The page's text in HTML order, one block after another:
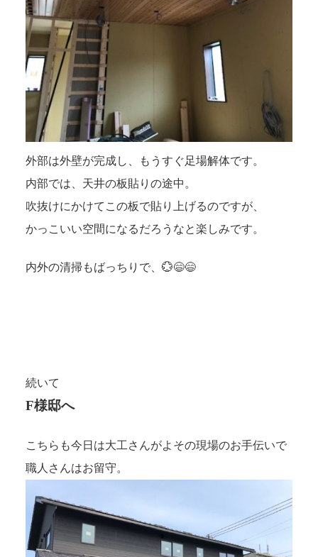
外部は外壁が完成し、もうすぐ足場解体です。
内部では、天井の板貼りの途中。
吹抜けにかけてこの板で貼り上げるのですが、
かっこいい空間になるだろうなと楽しみです。
内外の清掃もばっちりで、💮😄😄
続いて
F様邸へ
こちらも今日は大工さんがよその現場のお手伝いで
職人さんはお留守。